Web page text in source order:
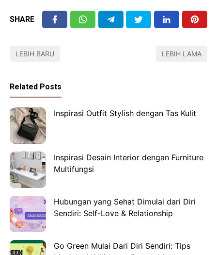
SHARE
LEBIH BARU LEBIH LAMA
Related Posts
Inspirasi Outfit Stylish dengan Tas Kulit
Inspirasi Desain Interior dengan Furniture
Multifungsi
Hubungan yang Sehat Dimulai dari Diri
Sendiri: Self-Love & Relationship
Go Green Mulai Dari Diri Sendiri: Tips